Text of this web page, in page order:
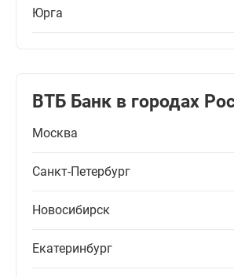
Юрга
ВТБ Банк в городах
Москва
Санкт-Петербург
Новосибирск
Екатеринбург